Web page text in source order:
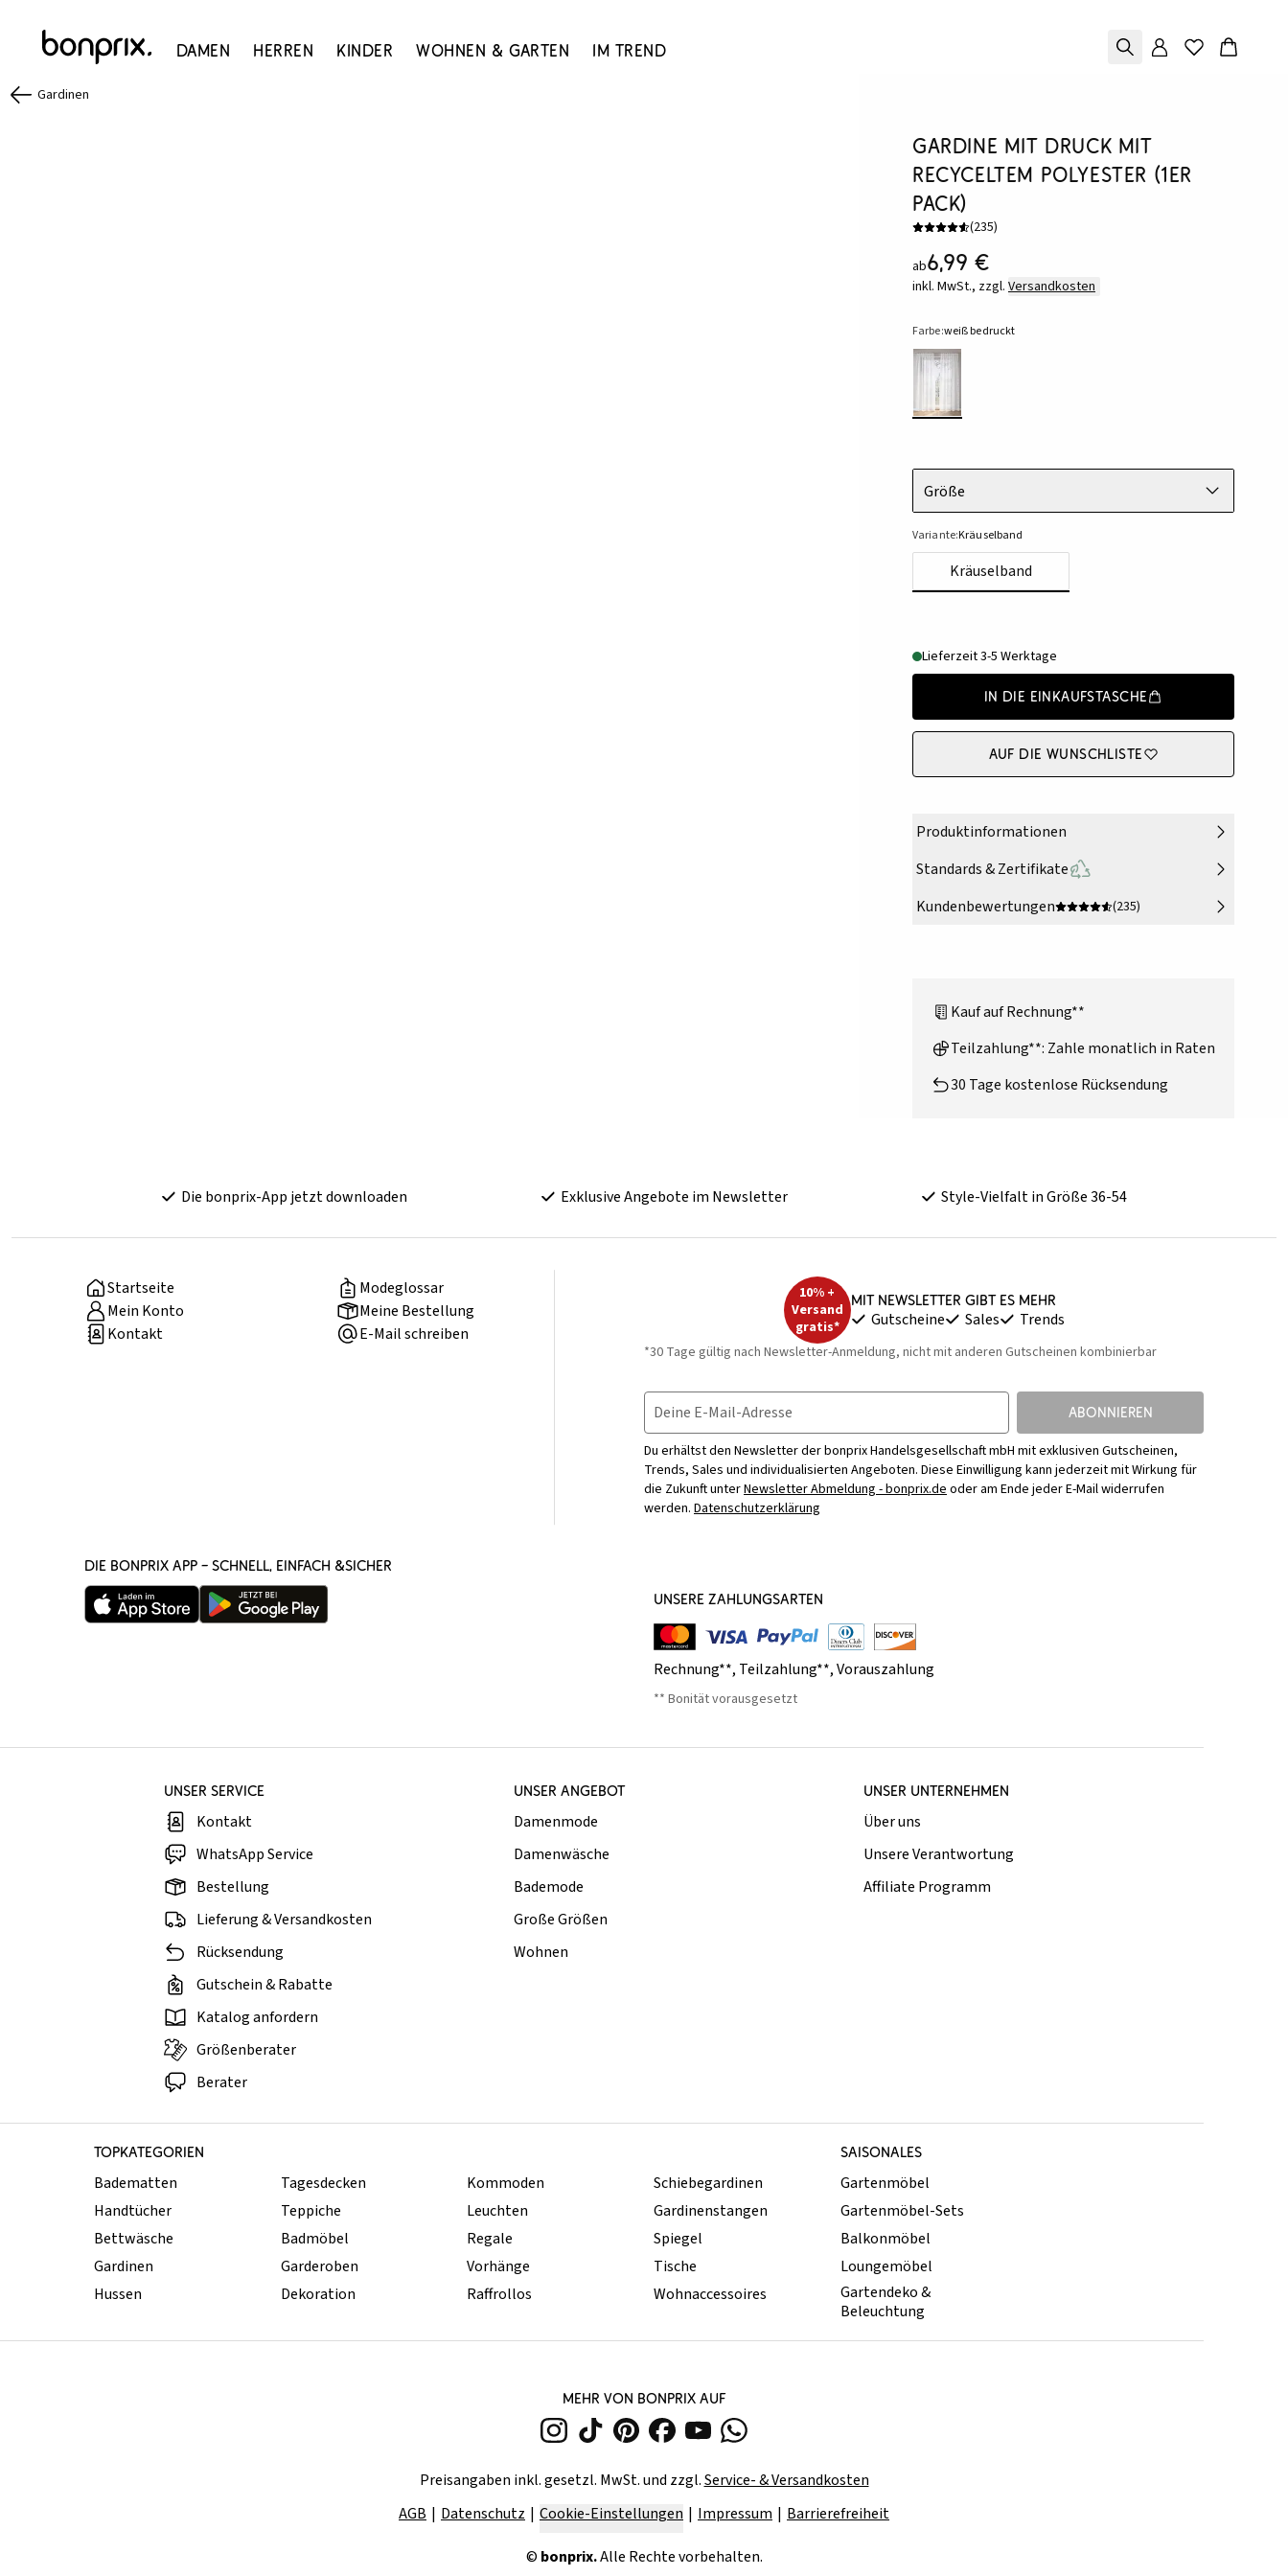
Damen Herren Kinder Wohnen & Garten Im Trend
Gardinen
Gardine mit Druck mit
recyceltem Polyester (1er
Pack)
(235)
ab6,99 €
inkl. MwSt., zzgl. Versandkosten
Farbe:weiß bedruckt
Größe
Variante:Kräuselband
Kräuselband
Lieferzeit 3-5 Werktage
In die Einkaufstasche
Auf die Wunschliste
Produktinformationen
Standards & Zertifikate
Kundenbewertungen
(235)
Kauf auf Rechnung**
Teilzahlung**: Zahle monatlich in Raten
30 Tage kostenlose Rücksendung
Die bonprix-App jetzt downloaden Exklusive Angebote im Newsletter Style-Vielfalt in Größe 36-54
Startseite
Modeglossar
Mein Konto
Meine Bestellung
Kontakt
E-Mail schreiben
10% +
Versand
gratis*
Mit Newsletter gibt es mehr
Gutscheine Sales Trends
*30 Tage gültig nach Newsletter-Anmeldung, nicht mit anderen Gutscheinen kombinierbar
Deine E-Mail-Adresse ABONNIEREN
Du erhältst den Newsletter der bonprix Handelsgesellschaft mbH mit exklusiven Gutscheinen,
Trends, Sales und individualisierten Angeboten. Diese Einwilligung kann jederzeit mit Wirkung für
die Zukunft unterNewsletter Abmeldung - bonprix.deoder am Ende jeder E-Mail widerrufen
werden. Datenschutzerklärung
DIE BONPRIX APP – SCHNELL, EINFACH &SICHER
UNSERE ZAHLUNGSARTEN
Rechnung**, Teilzahlung**,Vorauszahlung
** Bonität vorausgesetzt
UNSER SERVICE
Kontakt
WhatsApp Service
Bestellung
Lieferung & Versandkosten
Rücksendung
Gutschein & Rabatte
Katalog anfordern
Größenberater
Berater
UNSER ANGEBOT
Damenmode
Damenwäsche
Bademode
Große Größen
Wohnen
UNSER UNTERNEHMEN
Über uns
Unsere Verantwortung
Affiliate Programm
TOPKATEGORIEN SAISONALES
Badematten
Handtücher
Bettwäsche
Gardinen
Hussen
Tagesdecken
Teppiche
Badmöbel
Garderoben
Dekoration
Kommoden
Leuchten
Regale
Vorhänge
Raffrollos
Schiebegardinen
Gardinenstangen
Spiegel
Tische
Wohnaccessoires
Gartenmöbel
Gartenmöbel-Sets
Balkonmöbel
Loungemöbel
Gartendeko &
Beleuchtung
MEHR VON BONPRIX AUF
Preisangaben inkl. gesetzl. MwSt. und zzgl.Service- & Versandkosten
AGB
Datenschutz Cookie-Einstellungen Impressum Barrierefreiheit
© bonprix.Alle Rechte vorbehalten.